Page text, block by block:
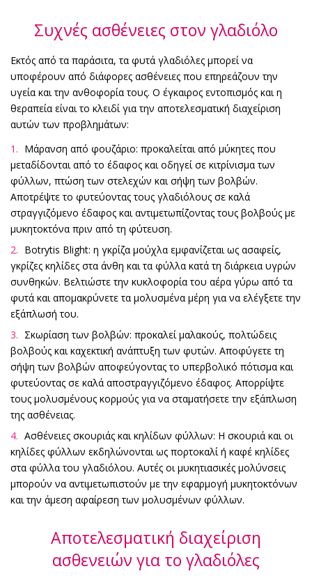
Συχνές ασθένειες στον γλαδιόλο
Εκτός από τα παράσιτα, τα φυτά γλαδιόλες μπορεί να
υποφέρουν από διάφορες ασθένειες που επηρεάζουν την
υγεία και την ανθοφορία τους. Ο έγκαιρος εντοπισμός και η
θεραπεία είναι το κλειδί για την αποτελεσματική διαχείριση
αυτών των προβλημάτων:
Μάρανση από φουζάριο: προκαλείται από μύκητες που
μεταδίδονται από το έδαφος και οδηγεί σε κιτρίνισμα των
φύλλων, πτώση των στελεχών και σήψη των βολβών.
Αποτρέψτε το φυτεύοντας τους γλαδιόλους σε καλά
στραγγιζόμενο έδαφος και αντιμετωπίζοντας τους βολβούς με
μυκητοκτόνα πριν από τη φύτευση.
Botrytis Blight: η γκρίζα μούχλα εμφανίζεται ως ασαφείς,
γκρίζες κηλίδες στα άνθη και τα φύλλα κατά τη διάρκεια υγρών
συνθηκών. Βελτιώστε την κυκλοφορία του αέρα γύρω από τα
φυτά και απομακρύνετε τα μολυσμένα μέρη για να ελέγξετε την
εξάπλωσή του.
Σκωρίαση των βολβών: προκαλεί μαλακούς, πολτώδεις
βολβούς και καχεκτική ανάπτυξη των φυτών. Αποφύγετε τη
σήψη των βολβών αποφεύγοντας το υπερβολικό πότισμα και
φυτεύοντας σε καλά αποστραγγιζόμενο έδαφος. Απορρίψτε
τους μολυσμένους κορμούς για να σταματήσετε την εξάπλωση
της ασθένειας.
Ασθένειες σκουριάς και κηλίδων φύλλων: Η σκουριά και οι
κηλίδες φύλλων εκδηλώνονται ως πορτοκαλί ή καφέ κηλίδες
στα φύλλα του γλαδιόλου. Αυτές οι μυκητιασικές μολύνσεις
μπορούν να αντιμετωπιστούν με την εφαρμογή μυκητοκτόνων
και την άμεση αφαίρεση των μολυσμένων φύλλων.
Αποτελεσματική διαχείριση
ασθενειών για το γλαδιόλες